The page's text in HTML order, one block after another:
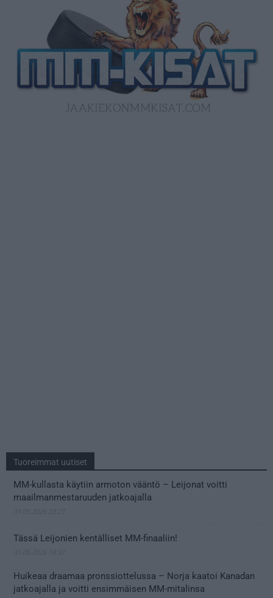
Tuoreimmat uutiset
MM-kullasta käytiin armoton vääntö – Leijonat voitti
maailmanmestaruuden jatkoajalla
Tässä Leijonien kentälliset MM-finaaliin!
Huikeaa draamaa pronssiottelussa – Norja kaatoi Kanadan
jatkoajalla ja voitti ensimmäisen MM-mitalinsa